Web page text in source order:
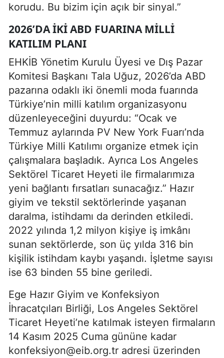
korudu. Bu bizim için açık bir sinyal.”
2026’DA IKI ABD FUARINA MILLI
KATILIM PLANI
EHKİB Yönetim Kurulu Üyesi ve Dış Pazar
Komitesi Başkanı Tala Uğuz, 2026’da ABD
pazarına odaklı iki önemli moda fuarında
Türkiye’nin milli katılım organizasyonu
düzenleyeceğini duyurdu: “Ocak ve
Temmuz aylarında PV New York Fuarı’nda
Türkiye Milli Katılımı organize etmek için
çalışmalara başladık. Ayrıca Los Angeles
Sektörel Ticaret Heyeti ile firmalarımıza
yeni bağlantı fırsatları sunacağız.” Hazır
giyim ve tekstil sektörlerinde yaşanan
daralma, istihdamı da derinden etkiledi.
2022 yılında 1,2 milyon kişiye iş imkânı
sunan sektörlerde, son üç yılda 316 bin
kişilik istihdam kaybı yaşandı. İşletme sayısı
ise 63 binden 55 bine geriledi.
Ege Hazır Giyim ve Konfeksiyon
İhracatçıları Birliği, Los Angeles Sektörel
Ticaret Heyeti’ne katılmak isteyen firmaların
14 Kasım 2025 Cuma gününe kadar
konfeksiyon@eib.org.tr adresi üzerinden